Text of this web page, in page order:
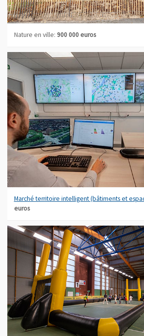
Nature en ville: 900 000 euros
Marché territoire intelligent (bâtiments et
euros